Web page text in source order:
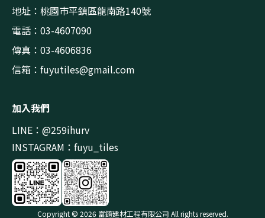
地址：桃園市平鎮區龍南路140號
電話：03-4607090
傳真：03-4606836
信箱： fuyutiles@gmail.com
加入我們
LINE：@259ihurv
INSTAGRAM：fuyu_tiles
Copyright © 2026 富錥建材工程有限公司 All rights reserved.